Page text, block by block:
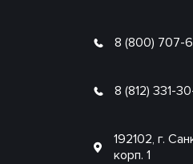
8 (800) 707-
8 (812) 331-
192102, г.
корп. 1